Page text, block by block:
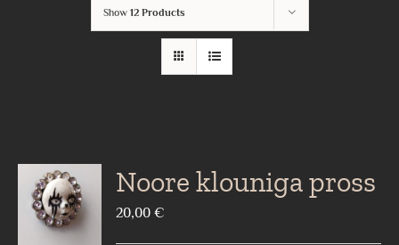
Show 12 Products
Noore klouniga pross
20,00€